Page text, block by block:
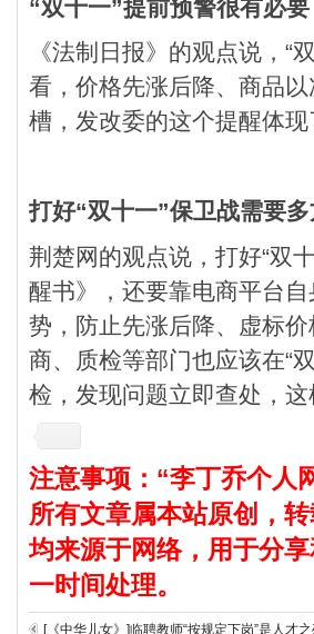
“双十一”提前预警很有必要
《法制日报》的观点说，“
看，价格先涨后降、商品
槽，发改委的这个提醒体
打好“双十一”保卫战需要多
荆楚网的观点说，打好“双
醒书》，还要靠电商平台
势，防止先涨后降、虚标
商、质检等部门也应该在“
检，发现问题立即查处
注意事项：“李丁乔个人
所有文章属本站原创，
均来源于网络，用于分
一时间处理。
[《中华儿女》]临聘教师“按规定下岗”是人才